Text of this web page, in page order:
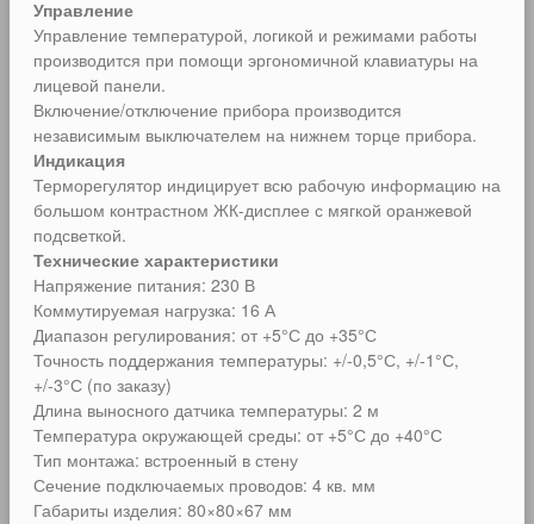
Управление
Управление температурой, логикой и режимами работы
производится при помощи эргономичной клавиатуры на
лицевой панели.
Включение/отключение прибора производится
независимым выключателем на нижнем торце прибора.
Индикация
Терморегулятор индицирует всю рабочую информацию на
большом контрастном ЖК-дисплее с мягкой оранжевой
подсветкой.
Технические характеристики
Напряжение питания: 230 В
Коммутируемая нагрузка: 16 А
Диапазон регулирования: от +5°С до +35°С
Точность поддержания температуры: +/-0,5°С, +/-1°С,
+/-3°С (по заказу)
Длина выносного датчика температуры: 2 м
Температура окружающей среды: от +5°С до +40°С
Тип монтажа: встроенный в стену
Сечение подключаемых проводов: 4 кв. мм
Габариты изделия: 80×80×67 мм